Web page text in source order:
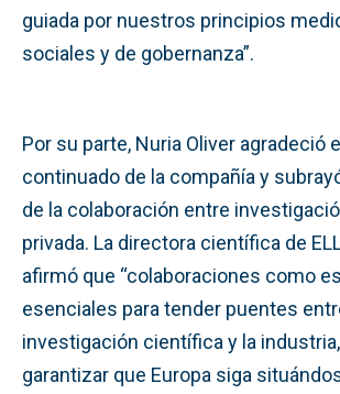
guiada por nuestros principios
sociales y de gobernanza”.
Por su parte, Nuria Oliver agradeció
continuado de la compañía y
de la colaboración entre
privada. La directora científica de
afirmó que “colaboraciones como
esenciales para tender puentes
investigación científica y la
garantizar que Europa siga